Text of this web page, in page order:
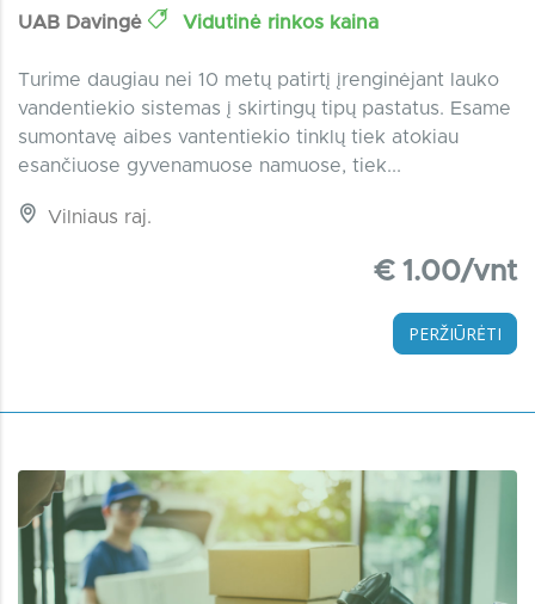
UAB Davingė Vidutinė rinkos kaina
Turime daugiau nei 10 metų patirtį įrenginėjant lauko
vandentiekio sistemas į skirtingų tipų pastatus. Esame
sumontavę aibes vantentiekio tinklų tiek atokiau
esančiuose gyvenamuose namuose, tiek...
Vilniaus raj.
€ 1.00/vnt
PERŽIŪRĖTI